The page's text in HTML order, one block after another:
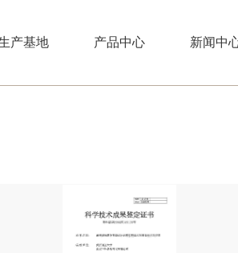
产基地 产品中心 新闻中